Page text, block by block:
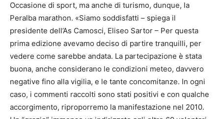
Occasione di sport, ma anche di turismo, dunque, la
Peralba marathon. «Siamo soddisfatti – spiega il
presidente dell’As Camosci, Eliseo Sartor – Per questa
prima edizione avevamo deciso di partire tranquilli, per
vedere come sarebbe andata. La partecipazione è stata
buona, anche considerano le condizioni meteo, davvero
negative fino alla vigilia, e le tante concomitanze. In ogni
caso, i commenti raccolti sono stati positivi e con qualche
accorgimento, riproporremo la manifestazione nel 2010.